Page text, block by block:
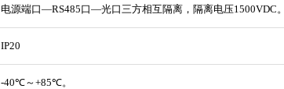
电源端口―RS485口―光口三方相互隔离，隔离电压1500VDC。
IP20
-40℃～+85℃。